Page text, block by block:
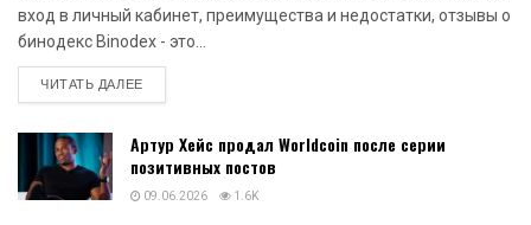
вход в личный кабинет, преимущества и недостатки, отзывы о
бинодекс Binodex - это...
ЧИТАТЬ ДАЛЕЕDETAILS
Артур Хейс продал Worldcoin после серии
позитивных постов
09.06.2026 1.6K